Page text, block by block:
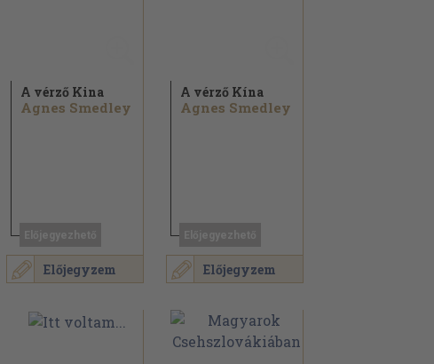
Előjegyzem
A vérző Kina
Agnes Smedley
Előjegyzem
A vérző Kína
Agnes Smedley